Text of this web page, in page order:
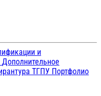
и
Дополнительное
ТГПУ Портфолио